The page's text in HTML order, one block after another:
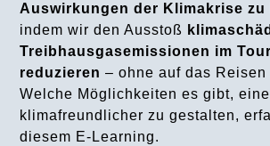
Auswirkungen der Klimakrise zu
indem wir den Ausstoß
Treibhausgasemissionen im
reduzieren – ohne auf das
Welche Möglichkeiten es gibt,
klimafreundlicher zu gestalten,
diesem E-Learning.